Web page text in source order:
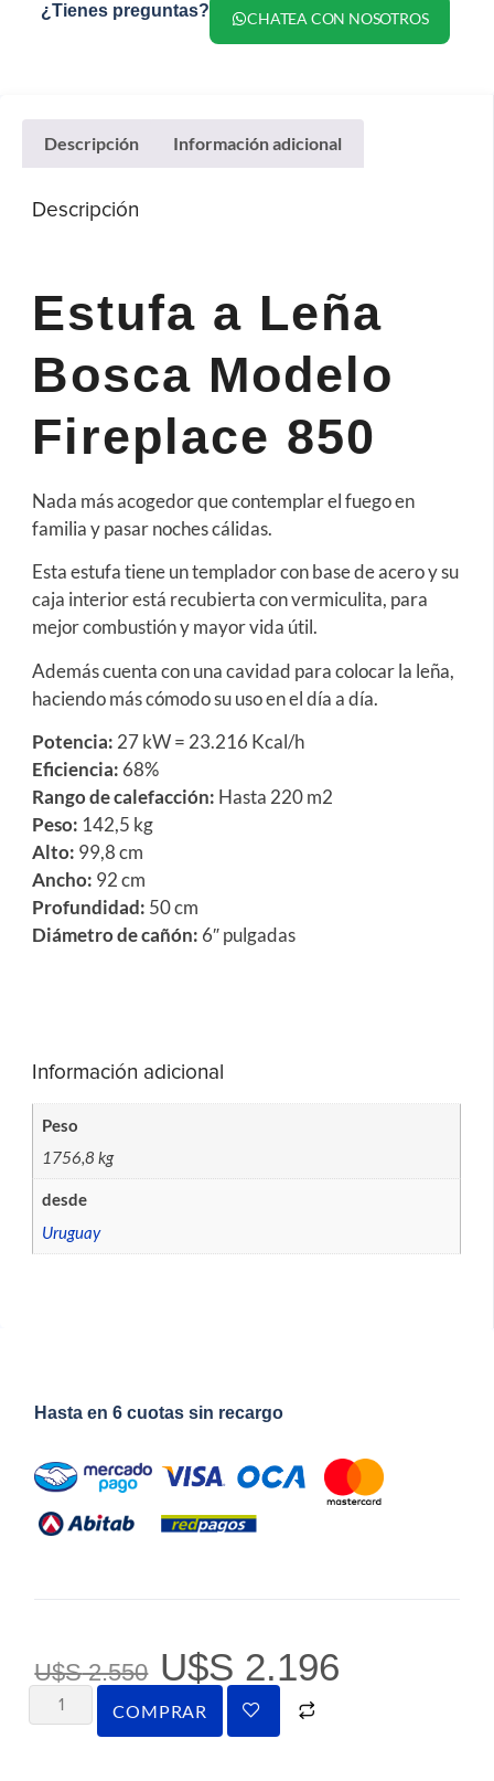
¿Tienes preguntas? CHATEA CON NOSOTROS
Descripción Información adicional
Descripción
Estufa a Leña
Bosca Modelo
Fireplace 850
Nada más acogedor que contemplar el fuego en
familia y pasar noches cálidas.
Esta estufa tiene un templador con base de acero y su
caja interior está recubierta con vermiculita, para
mejor combustión y mayor vida útil.
Además cuenta con una cavidad para colocar la leña,
haciendo más cómodo su uso en el día a día.
Potencia: 27 kW = 23.216 Kcal/h
Eficiencia: 68%
Rango de calefacción: Hasta 220 m2
Peso: 142,5 kg
Alto: 99,8 cm
Ancho: 92 cm
Profundidad: 50 cm
Diámetro de cañón: 6″ pulgadas
Información adicional
Peso
1756,8 kg
desde
Uruguay
Hasta en 6 cuotas sin recargo
U$S2.550 U$S 2.196
COMPRAR